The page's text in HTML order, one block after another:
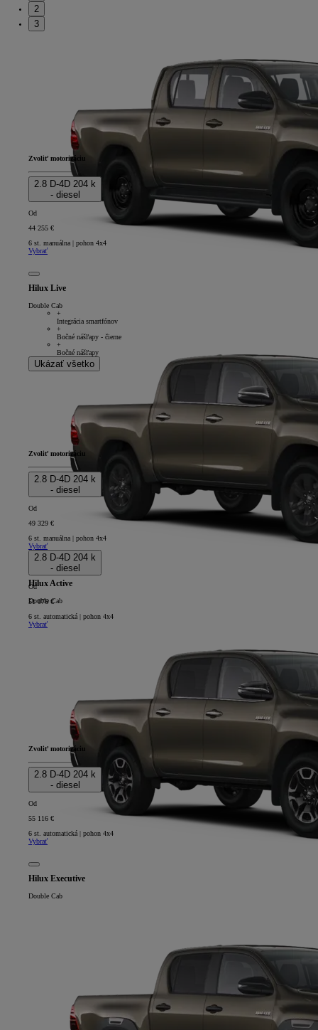
2
3
Hilux Live
Double Cab
+
Integrácia smartfónov
+
Bočné nášľapy - čierne
+
Bočné nášľapy
Ukázať všetko
Zvoliť motorizáciu
2.8 D-4D 204 k
- diesel
Od
44 255 €
6 st. manuálna | pohon 4x4
Vybrať
Hilux Active
Double Cab
Zvoliť motorizáciu
2.8 D-4D 204 k
- diesel
Od
49 329 €
6 st. manuálna | pohon 4x4
Vybrať
2.8 D-4D 204 k
- diesel
Od
51 076 €
6 st. automatická | pohon 4x4
Vybrať
Hilux Executive
Double Cab
Zvoliť motorizáciu
2.8 D-4D 204 k
- diesel
Od
55 116 €
6 st. automatická | pohon 4x4
Vybrať